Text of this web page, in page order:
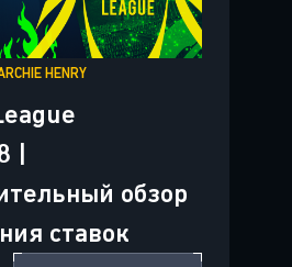
HENRY
|
обзор
ставок